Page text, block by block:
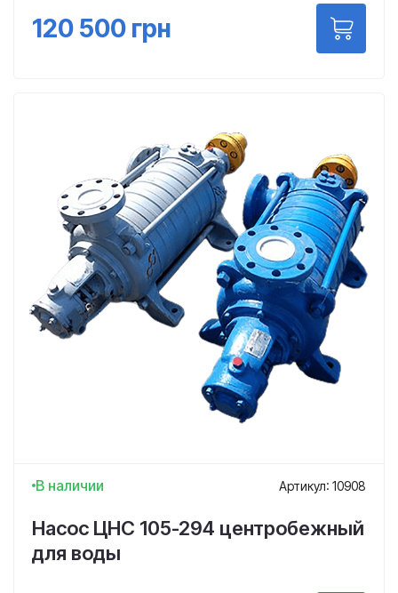
120 500 грн
В наличии Артикул: 10908
Насос ЦНС 105-294 центробежный
для воды